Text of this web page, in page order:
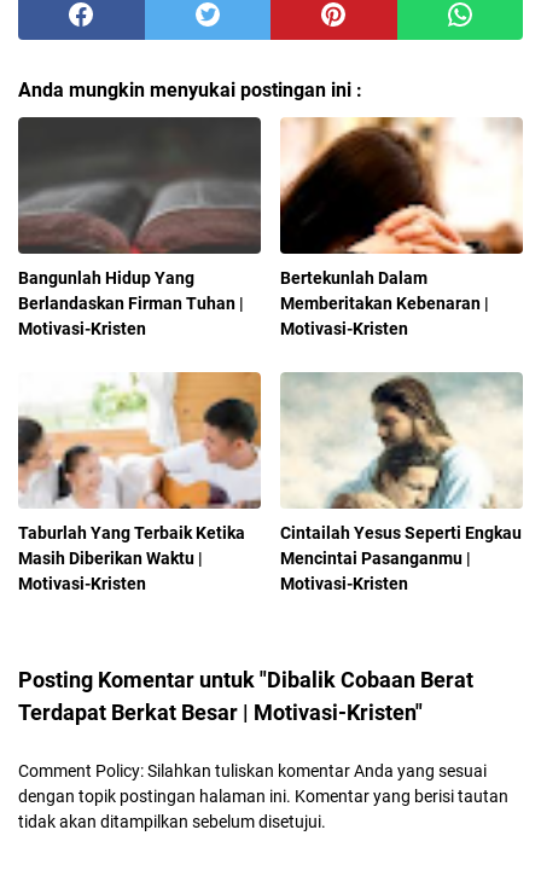
Anda mungkin menyukai postingan ini :
Bangunlah Hidup Yang
Berlandaskan Firman Tuhan |
Motivasi-Kristen
Bertekunlah Dalam
Memberitakan Kebenaran |
Motivasi-Kristen
Taburlah Yang Terbaik Ketika
Masih Diberikan Waktu |
Motivasi-Kristen
Cintailah Yesus Seperti Engkau
Mencintai Pasanganmu |
Motivasi-Kristen
Posting Komentar untuk "Dibalik Cobaan Berat
Terdapat Berkat Besar | Motivasi-Kristen"
Comment Policy: Silahkan tuliskan komentar Anda yang sesuai
dengan topik postingan halaman ini. Komentar yang berisi tautan
tidak akan ditampilkan sebelum disetujui.